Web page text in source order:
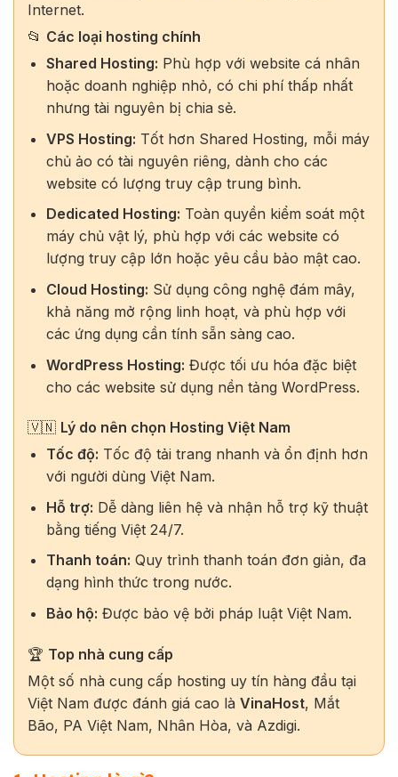
Internet.
📂 Các loại hosting chính
Shared Hosting: Phù hợp với website cá nhân
hoặc doanh nghiệp nhỏ, có chi phí thấp nhất
nhưng tài nguyên bị chia sẻ.
VPS Hosting: Tốt hơn Shared Hosting, mỗi máy
chủ ảo có tài nguyên riêng, dành cho các
website có lượng truy cập trung bình.
Dedicated Hosting: Toàn quyền kiểm soát một
máy chủ vật lý, phù hợp với các website có
lượng truy cập lớn hoặc yêu cầu bảo mật cao.
Cloud Hosting: Sử dụng công nghệ đám mây,
khả năng mở rộng linh hoạt, và phù hợp với
các ứng dụng cần tính sẵn sàng cao.
WordPress Hosting: Được tối ưu hóa đặc biệt
cho các website sử dụng nền tảng WordPress.
🇻🇳 Lý do nên chọn Hosting Việt Nam
Tốc độ: Tốc độ tải trang nhanh và ổn định hơn
với người dùng Việt Nam.
Hỗ trợ: Dễ dàng liên hệ và nhận hỗ trợ kỹ thuật
bằng tiếng Việt 24/7.
Thanh toán: Quy trình thanh toán đơn giản, đa
dạng hình thức trong nước.
Bảo hộ: Được bảo vệ bởi pháp luật Việt Nam.
🏆 Top nhà cung cấp
Một số nhà cung cấp hosting uy tín hàng đầu tại
Việt Nam được đánh giá cao là VinaHost, Mắt
Bão, PA Việt Nam, Nhân Hòa, và Azdigi.